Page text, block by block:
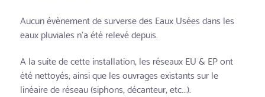
Aucun évènement de surverse des Eaux Usées dans les
eaux pluviales n'a été relevé depuis.
A la suite de cette installation, les réseaux EU & EP ont
été nettoyés, ainsi que les ouvrages existants sur le
linéaire de réseau (siphons, décanteur, etc...).